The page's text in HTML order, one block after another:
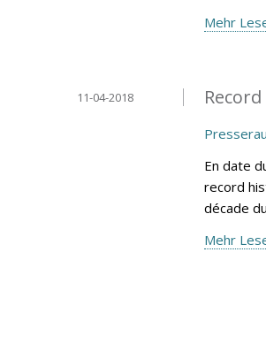
Mehr
11-04-2018
En date
record
décade
Mehr